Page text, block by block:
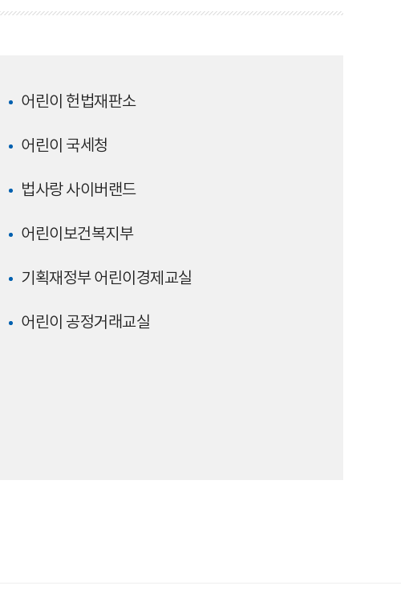
어린이 헌법재판소
어린이 국세청
법사랑 사이버랜드
어린이보건복지부
기획재정부 어린이경제교실
어린이 공정거래교실